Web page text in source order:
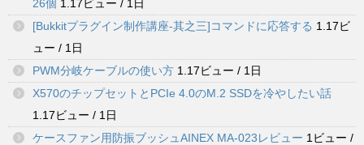
26個 1.17ビュー / 1日
[Bukkitプラグイン制作講座-其之三]コマンドに応答する 1.17ビ
ュー / 1日
PWM分岐ケーブルの使い方 1.17ビュー / 1日
X570のチップセットとPCIe 4.0のM.2 SSDを冷やしたい話
1.17ビュー / 1日
ケースファン用防振ブッシュAINEX MA-023レビュー 1ビュー /